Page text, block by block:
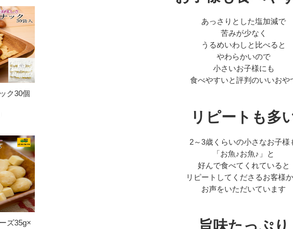
あっさりとした塩加減で
苦みが少なく
うるめいわしと比べると
やわらかいので
小さいお子様にも
食べやすいと評判のいいおや
リピートも多
2～3歳くらいの小さなお子様
「お魚♪お魚♪」と
好んで食べてくれていると
リピートしてくださるお客様
お声をいただいています
ク30個
ズ35g×